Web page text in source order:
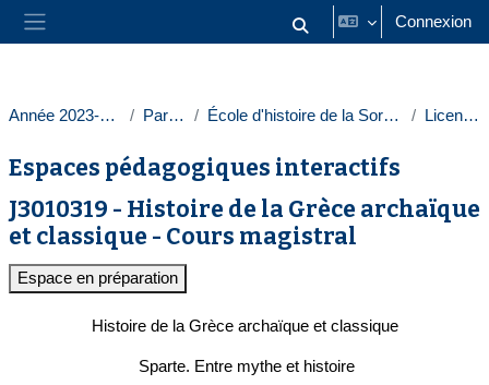
Passer au contenu principal
Panneau latéral Activer/désactiver la saisie
Connexion
Année 2023-2024 Paris 1 École d'histoire de la Sorbonne Licences
Espaces pédagogiques interactifs
J3010319 - Histoire de la Grèce archaïque
et classique - Cours magistral
Espace en préparation
Histoire de la Grèce archaïque et classique
Sparte. Entre mythe et histoire